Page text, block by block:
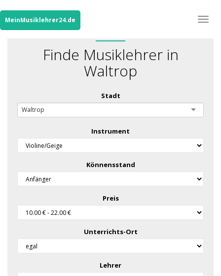
MeinMusiklehrer24.de
Finde Musiklehrer in
Waltrop
Stadt
Waltrop
Instrument
Könnensstand
Preis
Unterrichts-Ort
Lehrer